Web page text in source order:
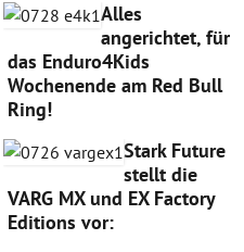
Alles
angerichtet, für
das Enduro4Kids
Wochenende am Red Bull
Ring!
Stark Future
stellt die
VARG MX und EX Factory
Editions vor: